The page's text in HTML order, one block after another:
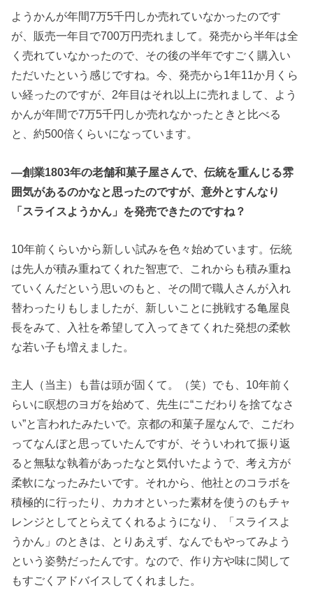
ようかんが年間7万5千円しか売れていなかったのです
が、販売一年目で700万円売れまして。発売から半年は全
く売れていなかったので、その後の半年ですごく購入い
ただいたという感じですね。今、発売から1年11か月くら
い経ったのですが、2年目はそれ以上に売れまして、よう
かんが年間で7万5千円しか売れなかったときと比べる
と、約500倍くらいになっています。
―創業1803年の老舗和菓子屋さんで、伝統を重んじる雰
囲気があるのかなと思ったのですが、意外とすんなり
「スライスようかん」を発売できたのですね？
10年前くらいから新しい試みを色々始めています。伝統
は先人が積み重ねてくれた智恵で、これからも積み重ね
ていくんだという思いのもと、その間で職人さんが入れ
替わったりもしましたが、新しいことに挑戦する亀屋良
長をみて、入社を希望して入ってきてくれた発想の柔軟
な若い子も増えました。
主人（当主）も昔は頭が固くて。（笑）でも、10年前く
らいに瞑想のヨガを始めて、先生に“こだわりを捨てなさ
い”と言われたみたいで。京都の和菓子屋なんで、こだわ
ってなんぼと思っていたんですが、そういわれて振り返
ると無駄な執着があったなと気付いたようで、考え方が
柔軟になったみたいです。それから、他社とのコラボを
積極的に行ったり、カカオといった素材を使うのもチャ
レンジとしてとらえてくれるようになり、「スライスよ
うかん」のときは、とりあえず、なんでもやってみよう
という姿勢だったんです。なので、作り方や味に関して
もすごくアドバイスしてくれました。